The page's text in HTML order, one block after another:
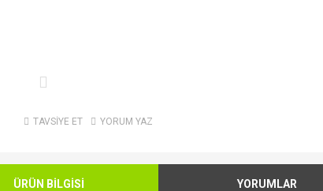
TAVSİYE ET YORUM YAZ
ÜRÜN BİLGİSİ YORUMLAR